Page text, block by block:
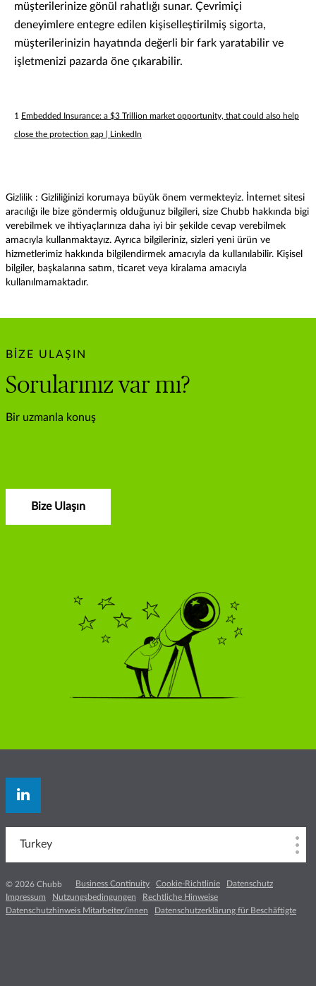
müşterilerinize gönül rahatlığı sunar. Çevrimiçi
deneyimlere entegre edilen kişiselleştirilmiş sigorta,
müşterilerinizin hayatında değerli bir fark yaratabilir ve
işletmenizi pazarda öne çıkarabilir.
1 Embedded Insurance: a $3 Trillion market opportunity, that could also help
close the protection gap | LinkedIn
Gizlilik : Gizliliğinizi korumaya büyük önem vermekteyiz. İnternet sitesi
aracılığı ile bize göndermiş olduğunuz bilgileri, size Chubb hakkında bigi
verebilmek ve ihtiyaçlarınıza daha iyi bir şekilde cevap verebilmek
amacıyla kullanmaktayız. Ayrıca bilgileriniz, sizleri yeni ürün ve
hizmetlerimiz hakkında bilgilendirmek amacıyla da kullanılabilir. Kişisel
bilgiler, başkalarına satım, ticaret veya kiralama amacıyla
kullanılmamaktadır.
BIZE ULAŞIN
Sorularınız var mı?
Bir uzmanla konuş
Bize Ulaşın
Turkey
© 2026 Chubb Business Continuity Cookie-Richtlinie
Datenschutz
Impressum
Nutzungsbedingungen
Rechtliche Hinweise
Datenschutzhinweis Mitarbeiter/innen
Datenschutzerklärung für Beschäftigte